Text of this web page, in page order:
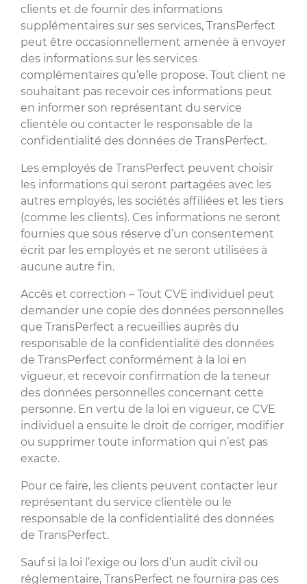
clients et de fournir des informations
supplémentaires sur ses services, TransPerfect
peut être occasionnellement amenée à envoyer
des informations sur les services
complémentaires qu’elle propose. Tout client ne
souhaitant pas recevoir ces informations peut
en informer son représentant du service
clientèle ou contacter le responsable de la
confidentialité des données de TransPerfect.
Les employés de TransPerfect peuvent choisir
les informations qui seront partagées avec les
autres employés, les sociétés affiliées et les tiers
(comme les clients). Ces informations ne seront
fournies que sous réserve d’un consentement
écrit par les employés et ne seront utilisées à
aucune autre fin.
Accès et correction – Tout CVE individuel peut
demander une copie des données personnelles
que TransPerfect a recueillies auprès du
responsable de la confidentialité des données
de TransPerfect conformément à la loi en
vigueur, et recevoir confirmation de la teneur
des données personnelles concernant cette
personne. En vertu de la loi en vigueur, ce CVE
individuel a ensuite le droit de corriger, modifier
ou supprimer toute information qui n’est pas
exacte.
Pour ce faire, les clients peuvent contacter leur
représentant du service clientèle ou le
responsable de la confidentialité des données
de TransPerfect.
Sauf si la loi l’exige ou lors d’un audit civil ou
réglementaire, TransPerfect ne fournira pas ces